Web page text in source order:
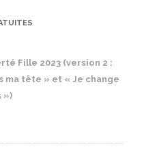
Fille 2023 (version 2 :
ma tête » et « Je change
»)